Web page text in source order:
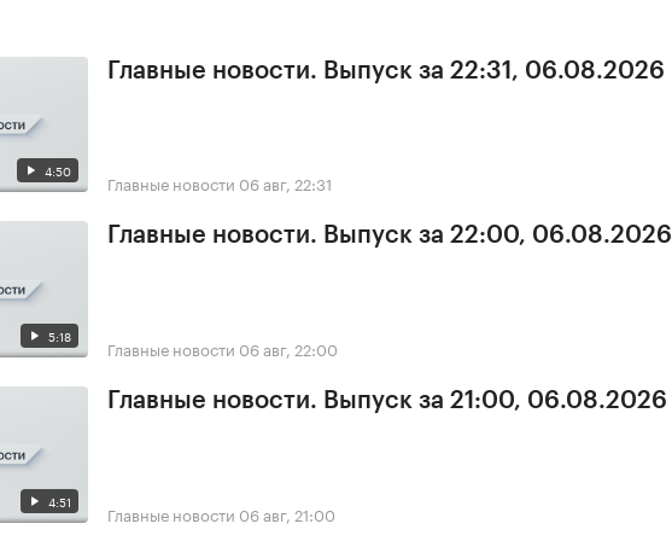
4:50
Главные новости. Выпуск за 22:31, 06.08.2026
Главные новости 06 авг, 22:31
5:18
Главные новости. Выпуск за 22:00, 06.08.2026
Главные новости 06 авг, 22:00
4:51
Главные новости. Выпуск за 21:00, 06.08.2026
Главные новости 06 авг, 21:00